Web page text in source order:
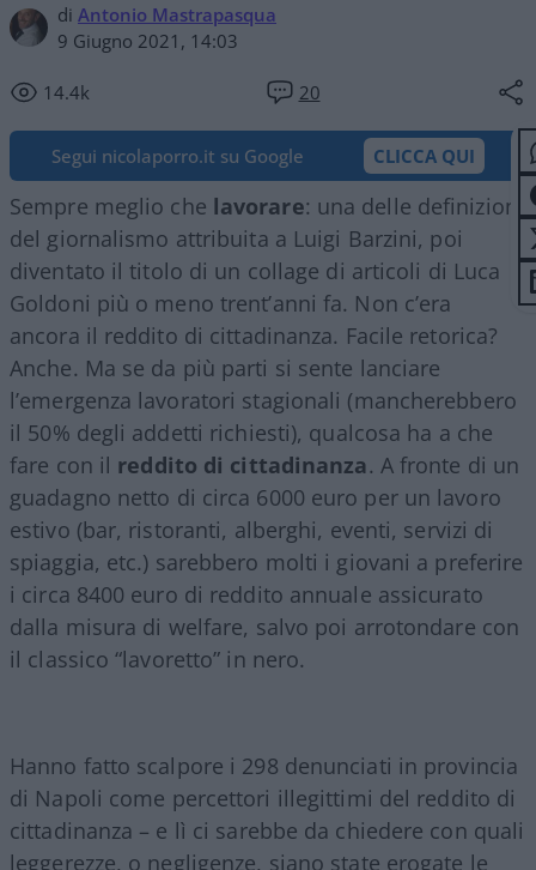
di Antonio Mastrapasqua
9 Giugno 2021, 14:03
14.4k 20
Segui nicolaporro.it su Google CLICCA QUI
Sempre meglio che lavorare: una delle definizioni
del giornalismo attribuita a Luigi Barzini, poi
diventato il titolo di un collage di articoli di Luca
Goldoni più o meno trent’anni fa. Non c’era
ancora il reddito di cittadinanza. Facile retorica?
Anche. Ma se da più parti si sente lanciare
l’emergenza lavoratori stagionali (mancherebbero
il 50% degli addetti richiesti), qualcosa ha a che
fare con il reddito di cittadinanza. A fronte di un
guadagno netto di circa 6000 euro per un lavoro
estivo (bar, ristoranti, alberghi, eventi, servizi di
spiaggia, etc.) sarebbero molti i giovani a preferire
i circa 8400 euro di reddito annuale assicurato
dalla misura di welfare, salvo poi arrotondare con
il classico “lavoretto” in nero.
Hanno fatto scalpore i 298 denunciati in provincia
di Napoli come percettori illegittimi del reddito di
cittadinanza – e lì ci sarebbe da chiedere con quali
leggerezze, o negligenze, siano state erogate le